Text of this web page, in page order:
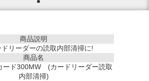
商品説明
リーダーの読取内部清掃に!
商品名
ード300MW (カードリーダー読取
内部清掃)